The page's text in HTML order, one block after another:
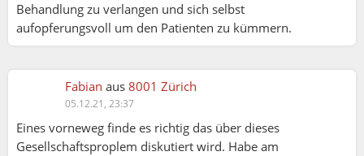
Behandlung zu verlangen und sich selbst
aufopferungsvoll um den Patienten zu kümmern.
Fabian aus 8001 Zürich
05.12.21, 23:37
Eines vorneweg finde es richtig das über dieses
Gesellschaftsproplem diskutiert wird. Habe am